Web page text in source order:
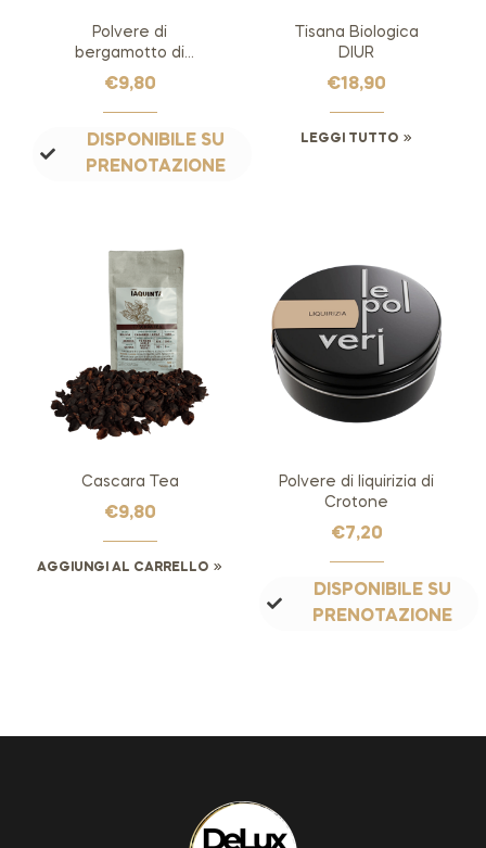
Polvere di
bergamotto di
Condofuri
€9,80
DISPONIBILE SU
PRENOTAZIONE
Tisana Biologica
DIUR
€18,90
LEGGI TUTTO
Cascara Tea
€9,80
AGGIUNGI AL CARRELLO
Polvere di liquirizia di
Crotone
€7,20
DISPONIBILE SU
PRENOTAZIONE